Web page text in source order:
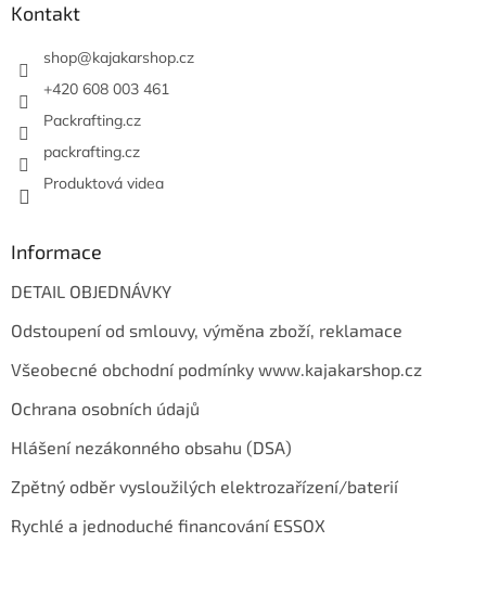
Kontakt
shop@kajakarshop.cz
+420 608 003 461
Packrafting.cz
packrafting.cz
Produktová videa
Informace
DETAIL OBJEDNÁVKY
Odstoupení od smlouvy, výměna zboží, reklamace
Všeobecné obchodní podmínky www.kajakarshop.cz
Ochrana osobních údajů
Hlášení nezákonného obsahu (DSA)
Zpětný odběr vysloužilých elektrozařízení/baterií
Rychlé a jednoduché financování ESSOX